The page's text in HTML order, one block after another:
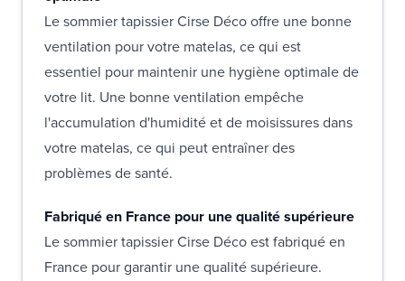
Le sommier tapissier Cirse Déco offre une bonne
ventilation pour votre matelas, ce qui est
essentiel pour maintenir une hygiène optimale de
votre lit. Une bonne ventilation empêche
l'accumulation d'humidité et de moisissures dans
votre matelas, ce qui peut entraîner des
problèmes de santé.
Fabriqué en France pour une qualité supérieure
Le sommier tapissier Cirse Déco est fabriqué en
France pour garantir une qualité supérieure.